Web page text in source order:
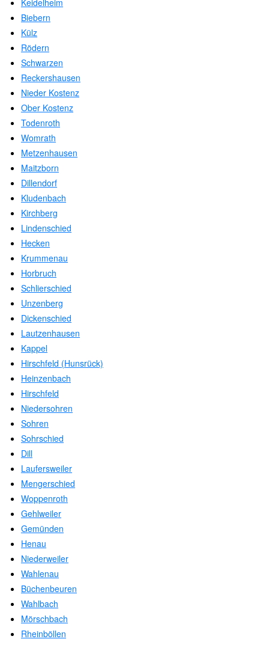
Keidelheim
Biebern
Külz
Rödern
Schwarzen
Reckershausen
Nieder Kostenz
Ober Kostenz
Todenroth
Womrath
Metzenhausen
Maitzborn
Dillendorf
Kludenbach
Kirchberg
Lindenschied
Hecken
Krummenau
Horbruch
Schlierschied
Unzenberg
Dickenschied
Lautzenhausen
Kappel
Hirschfeld (Hunsrück)
Heinzenbach
Hirschfeld
Niedersohren
Sohren
Sohrschied
Dill
Laufersweiler
Mengerschied
Woppenroth
Gehlweiler
Gemünden
Henau
Niederweiler
Wahlenau
Büchenbeuren
Wahlbach
Mörschbach
Rheinböllen